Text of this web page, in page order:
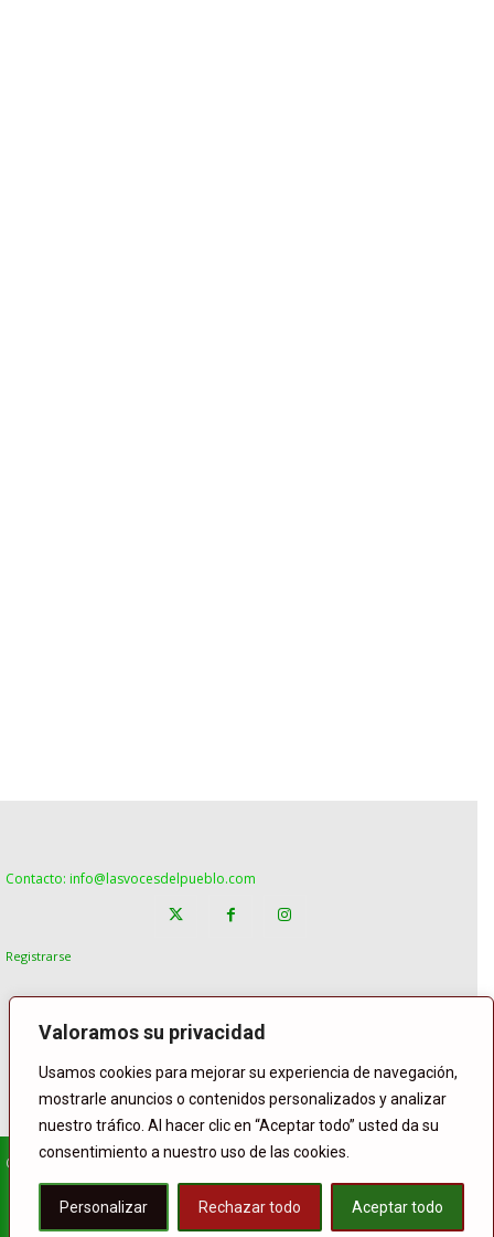
Valoramos su privacidad
Usamos cookies para mejorar su experiencia de navegación,
mostrarle anuncios o contenidos personalizados y analizar
nuestro tráfico. Al hacer clic en “Aceptar todo” usted da su
consentimiento a nuestro uso de las cookies.
Personalizar Rechazar todo Aceptar todo
Contacto: info@lasvocesdelpueblo.com
Registrarse
© Copyright Lasvocesdelpueblo
Homepage POLÍTICA ESPAÑA GENTE
INTERNACIONAL
DEPORTE
El Tiempo Lasvoces
Facebook
TwitterBufferWhatsApp
Compartir